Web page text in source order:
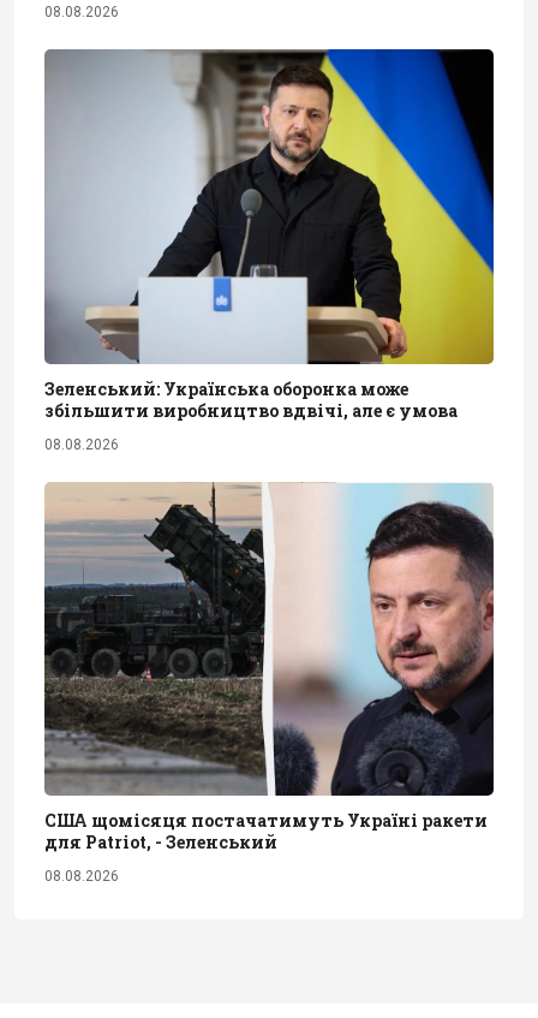
08.08.2026
Зеленський: Українська оборонка може
збільшити виробництво вдвічі, але є умова
08.08.2026
США щомісяця постачатимуть Україні ракети
для Patriot, - Зеленський
08.08.2026